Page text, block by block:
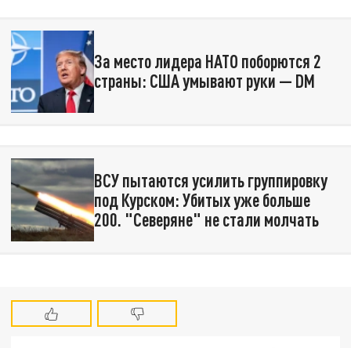
За место лидера НАТО поборются 2
страны: США умывают руки — DM
ВСУ пытаются усилить группировку
под Курском: Убитых уже больше
200. "Северяне" не стали молчать